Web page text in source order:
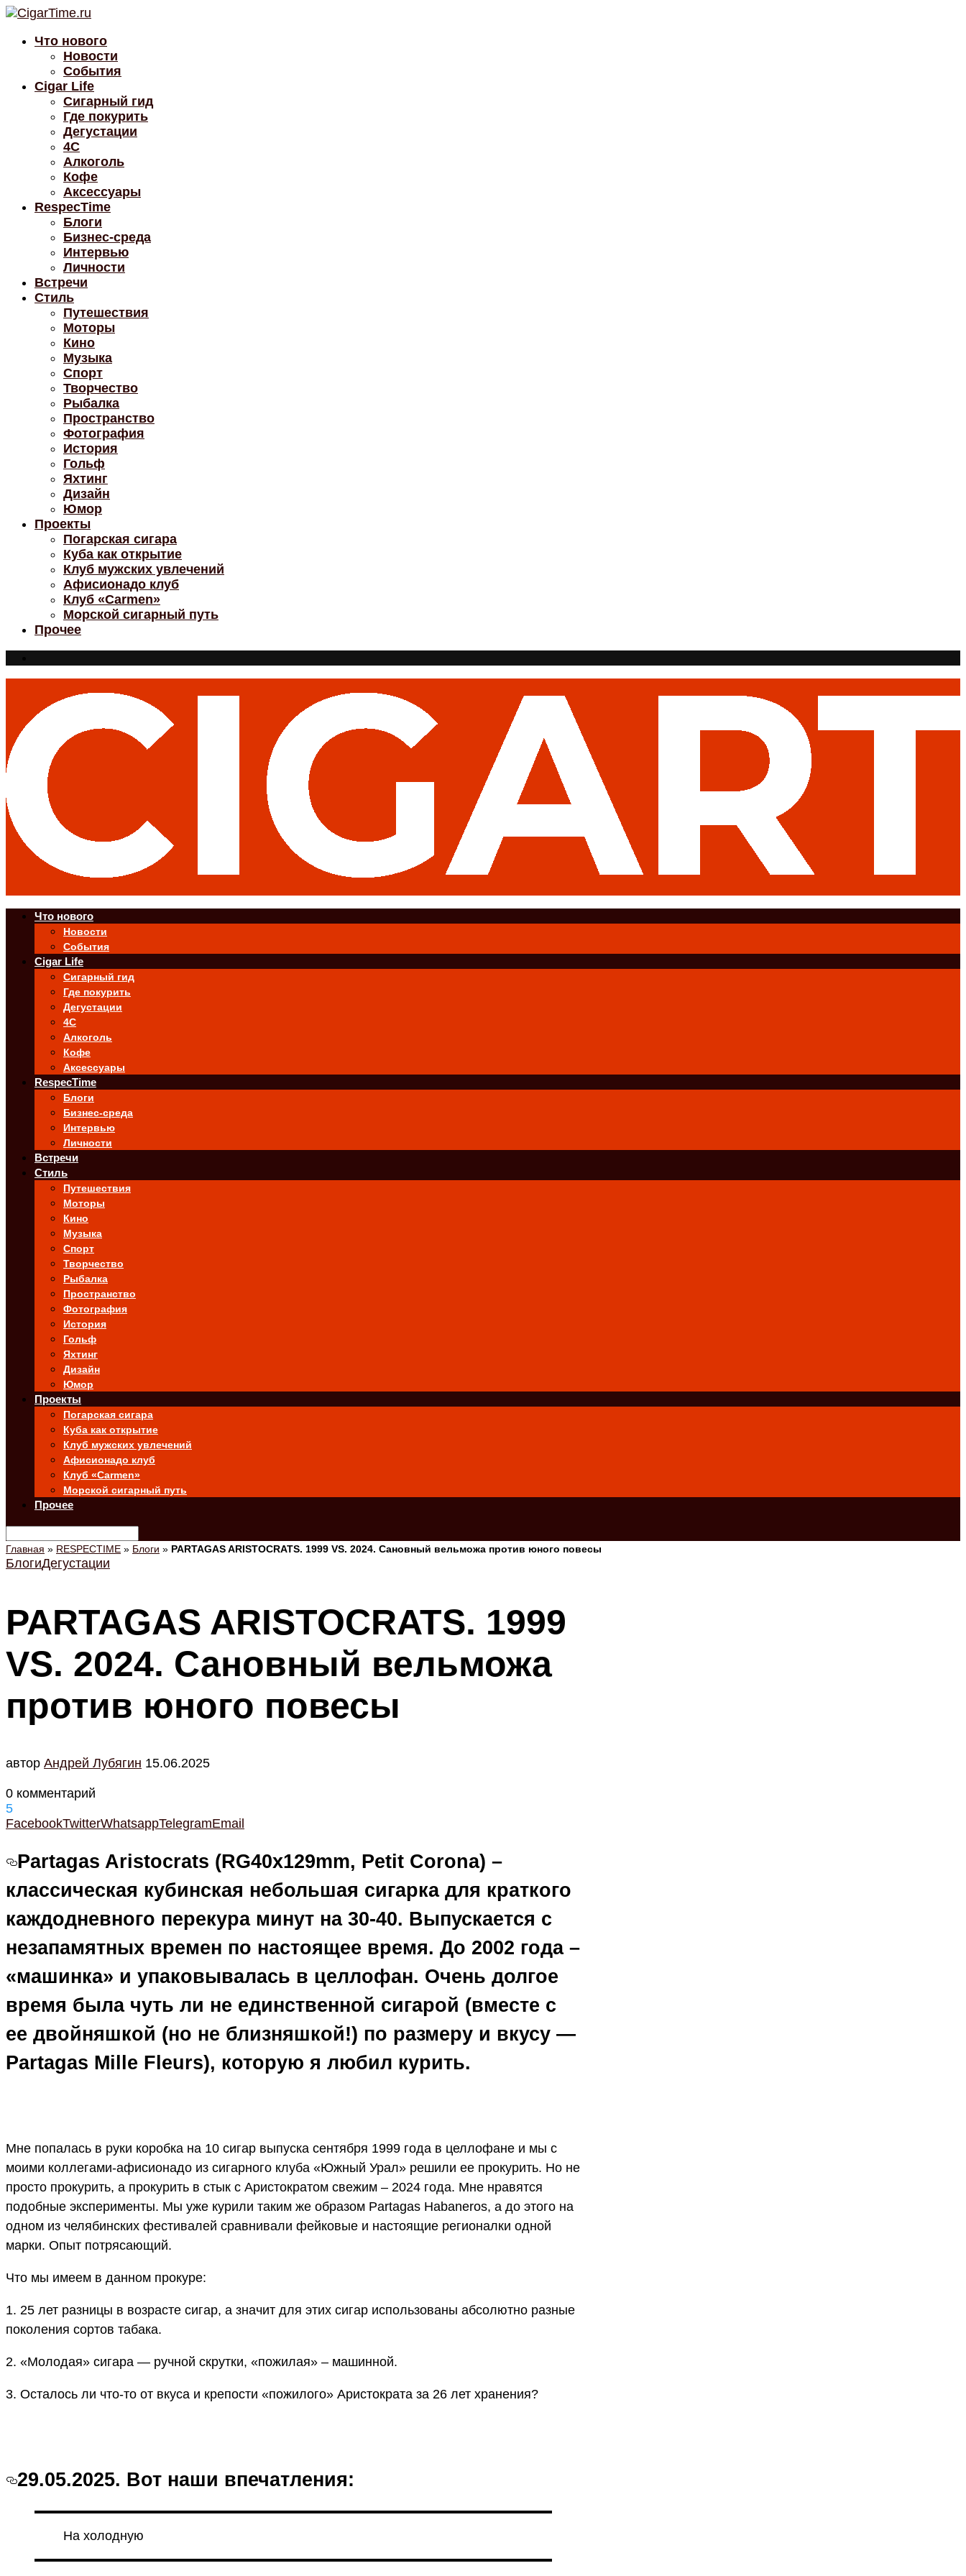
Что нового
Новости
События
Cigar Life
Сигарный гид
Где покурить
Дегустации
4C
Алкоголь
Кофе
Аксессуары
RespecTime
Блоги
Бизнес-среда
Интервью
Личности
Встречи
Стиль
Путешествия
Моторы
Кино
Музыка
Спорт
Творчество
Рыбалка
Пространство
Фотография
История
Гольф
Яхтинг
Дизайн
Юмор
Проекты
Погарская сигара
Куба как открытие
Клуб мужских увлечений
Афисионадо клуб
Клуб «Carmen»
Морской сигарный путь
Прочее
Что нового
Новости
События
Cigar Life
Сигарный гид
Где покурить
Дегустации
4C
Алкоголь
Кофе
Аксессуары
RespecTime
Блоги
Бизнес-среда
Интервью
Личности
Встречи
Стиль
Путешествия
Моторы
Кино
Музыка
Спорт
Творчество
Рыбалка
Пространство
Фотография
История
Гольф
Яхтинг
Дизайн
Юмор
Проекты
Погарская сигара
Куба как открытие
Клуб мужских увлечений
Афисионадо клуб
Клуб «Carmen»
Морской сигарный путь
Прочее
Главная » RESPECTIME » Блоги » PARTAGAS ARISTOCRATS. 1999 VS. 2024. Сановный вельможа против юного повесы
БлогиДегустации
PARTAGAS ARISTOCRATS. 1999
VS. 2024. Сановный вельможа
против юного повесы
автор Андрей Лубягин 15.06.2025
0 комментарий
5
FacebookTwitterWhatsappTelegramEmail
Partagas Aristocrats (RG40x129mm, Petit Corona) –
классическая кубинская небольшая сигарка для краткого
каждодневного перекура минут на 30-40. Выпускается с
незапамятных времен по настоящее время. До 2002 года –
«машинка» и упаковывалась в целлофан. Очень долгое
время была чуть ли не единственной сигарой (вместе с
ее двойняшкой (но не близняшкой!) по размеру и вкусу —
Partagas Mille Fleurs), которую я любил курить.
Мне попалась в руки коробка на 10 сигар выпуска сентября 1999 года в целлофане и мы с
моими коллегами-афисионадо из сигарного клуба «Южный Урал» решили ее прокурить. Но не
просто прокурить, а прокурить в стык с Аристократом свежим – 2024 года. Мне нравятся
подобные эксперименты. Мы уже курили таким же образом Partagas Habaneros, а до этого на
одном из челябинских фестивалей сравнивали фейковые и настоящие регионалки одной
марки. Опыт потрясающий.
Что мы имеем в данном прокуре:
1. 25 лет разницы в возрасте сигар, а значит для этих сигар использованы абсолютно разные
поколения сортов табака.
2. «Молодая» сигара — ручной скрутки, «пожилая» – машинной.
3. Осталось ли что-то от вкуса и крепости «пожилого» Аристократа за 26 лет хранения?
29.05.2025. Вот наши впечатления:
На холодную